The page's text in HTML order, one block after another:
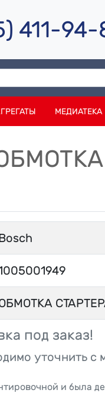
411-
МЕДИАТЕКА
под заказ!
уточнить с
и была